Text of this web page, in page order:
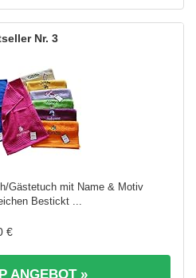
3
Gästetuch mit Name & Motiv
Bestickt ...
€
ANGEBOT »